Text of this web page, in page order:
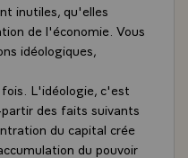
inutiles, qu'elles
de l'économie. Vous
idéologiques,
L'idéologie, c'est
des faits suivants
du capital crée
du pouvoir